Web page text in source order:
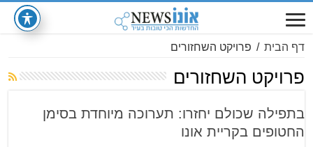
דף הבית / פרויקט השחזורים
פרויקט השחזורים
בתפילה שכולם יחזרו: תערוכה מיוחדת בסימן
החטופים בקריית אונו